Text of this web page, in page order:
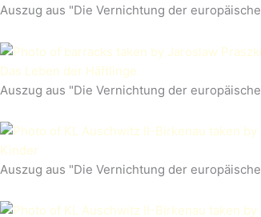
Auszug aus "Die Vernichtung der
Das Leben der Häftlinge
Auszug aus "Die Vernichtung der
Kinder
Auszug aus "Die Vernichtung der